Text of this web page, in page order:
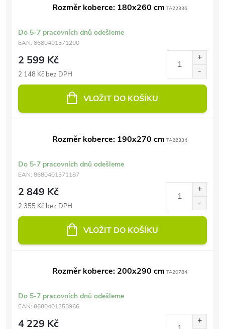
Rozměr koberce: 180x260 cm TA22336
Do 5-7 pracovních dnů odešleme
EAN: 8680401371200
2 599 Kč
2 148 Kč bez DPH
VLOŽIT DO KOŠÍKU
Rozměr koberce: 190x270 cm TA22334
Do 5-7 pracovních dnů odešleme
EAN: 8680401371187
2 849 Kč
2 355 Kč bez DPH
VLOŽIT DO KOŠÍKU
Rozměr koberce: 200x290 cm TA20784
Do 5-7 pracovních dnů odešleme
EAN: 8680401358966
4 229 Kč